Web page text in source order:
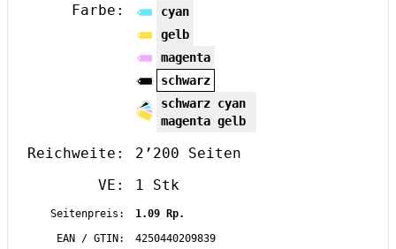
Farbe:
cyan
gelb
magenta
schwarz
schwarz cyan
magenta gelb
Reichweite:
2’200 Seiten
VE:
1 Stk
Seitenpreis:
1.09 Rp.
EAN / GTIN:
4250440209839